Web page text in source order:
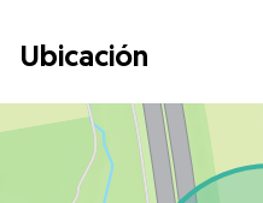
Ubicación